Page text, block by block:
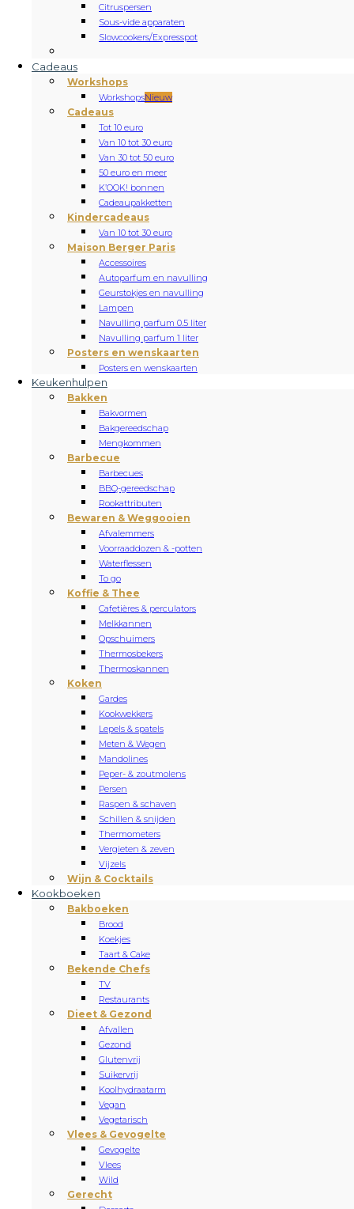
Citruspersen
Sous-vide apparaten
Slowcookers/Expresspot
Cadeaus
Workshops
WorkshopsNieuw
Cadeaus
Tot 10 euro
Van 10 tot 30 euro
Van 30 tot 50 euro
50 euro en meer
K’OOK! bonnen
Cadeaupakketten
Kindercadeaus
Van 10 tot 30 euro
Maison Berger Paris
Accessoires
Autoparfum en navulling
Geurstokjes en navulling
Lampen
Navulling parfum 0.5 liter
Navulling parfum 1 liter
Posters en wenskaarten
Posters en wenskaarten
Keukenhulpen
Bakken
Bakvormen
Bakgereedschap
Mengkommen
Barbecue
Barbecues
BBQ-gereedschap
Rookattributen
Bewaren & Weggooien
Afvalemmers
Voorraaddozen & -potten
Waterflessen
To go
Koffie & Thee
Cafetières & perculators
Melkkannen
Opschuimers
Thermosbekers
Thermoskannen
Koken
Gardes
Kookwekkers
Lepels & spatels
Meten & Wegen
Mandolines
Peper- & zoutmolens
Persen
Raspen & schaven
Schillen & snijden
Thermometers
Vergieten & zeven
Vijzels
Wijn & Cocktails
Kookboeken
Bakboeken
Brood
Koekjes
Taart & Cake
Bekende Chefs
TV
Restaurants
Dieet & Gezond
Afvallen
Gezond
Glutenvrij
Suikervrij
Koolhydraatarm
Vegan
Vegetarisch
Vlees & Gevogelte
Gevogelte
Vlees
Wild
Gerecht